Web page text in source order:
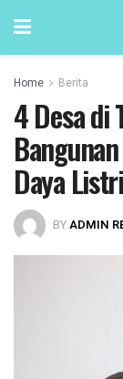
Home Berita
4 Desa di
Daya
BYADMIN